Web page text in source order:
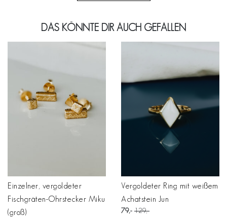
DAS KÖNNTE DIR AUCH GEFALLEN
Einzelner, vergoldeter
Fischgräten-Ohrstecker Miku
(groß)
Vergoldeter Ring mit weißem
Achatstein Jun
79 129